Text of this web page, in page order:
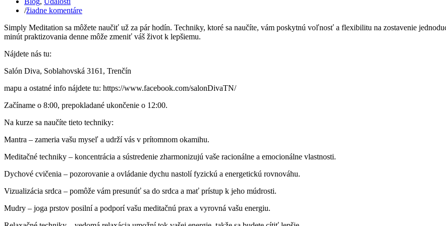
/žiadne komentáre
Simply Meditation sa môžete naučiť už za pár hodín. Techniky, ktoré sa naučíte, vám poskytnú voľnosť a flexibilitu na zostavenie
minút praktizovania denne môže zmeniť váš život k lepšiemu.
Nájdete nás tu:
Salón Diva, Soblahovská 3161, Trenčín
mapu a ostatné info nájdete tu: https://www.facebook.com/salonDivaTN/
Začíname o 8:00, prepokladané ukončenie o 12:00.
Na kurze sa naučíte tieto techniky:
Mantra – zameria vašu myseľ a udrží vás v prítomnom okamihu.
Meditačné techniky – koncentrácia a sústredenie zharmonizujú vaše racionálne a emocionálne vlastnosti.
Dychové cvičenia – pozorovanie a ovládanie dychu nastolí fyzickú a energetickú rovnováhu.
Vizualizácia srdca – pomôže vám presunúť sa do srdca a mať prístup k jeho múdrosti.
Mudry – joga prstov posilní a podporí vašu meditačnú prax a vyrovná vašu energiu.